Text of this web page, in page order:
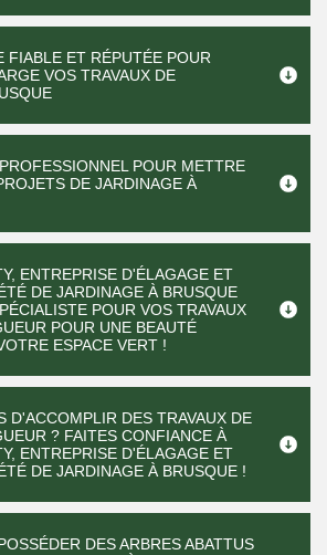
FIABLE ET RÉPUTÉE POUR
VOS TRAVAUX DE
POUR METTRE
DE JARDINAGE À
ENTREPRISE D'ÉLAGAGE ET
DE JARDINAGE À BRUSQUE
POUR VOS TRAVAUX
POUR UNE BEAUTÉ
ESPACE VERT !
D'ACCOMPLIR DES TRAVAUX DE
? FAITES CONFIANCE À
ENTREPRISE D'ÉLAGAGE ET
DE JARDINAGE À BRUSQUE !
DES ARBRES ABATTUS